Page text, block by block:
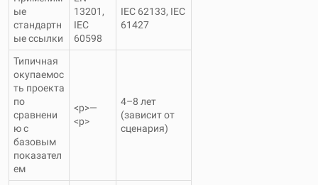
ые
стандартн
ые ссылки
13201,
IEC
60598
IEC 62133, IEC
61427
Типичная
окупаемос
ть проекта
по
сравнени
ю с
базовым
показател
ем
<р>—
<р>
4–8 лет
(зависит от
сценария)